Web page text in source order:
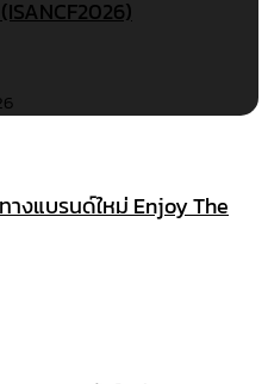
งแบรนด์ใหม่ Enjoy The